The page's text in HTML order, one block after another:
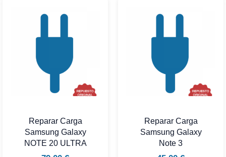
Reparar Carga
Samsung Galaxy
NOTE 20 ULTRA
Reparar Carga
Samsung Galaxy
Note 3